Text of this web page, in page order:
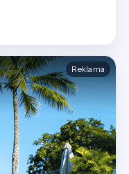
Reklama